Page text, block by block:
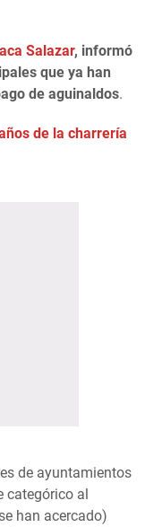
Salazar, informó
que ya han
de aguinaldos.
de la charrería
de ayuntamientos
categórico al
han acercado)